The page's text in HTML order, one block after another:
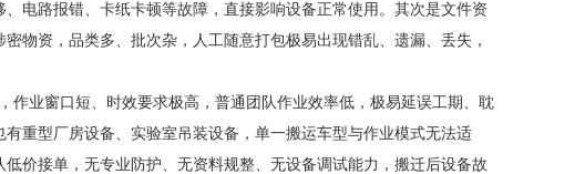
电路报错、卡纸卡顿等故障，直接影响设备正常使用。其次是文件资
物资，品类多、批次杂，人工随意打包极易出现错乱、遗漏、丢失，
业窗口短、时效要求极高，普通团队作业效率低，极易延误工期、耽
重型厂房设备、实验室吊装设备，单一搬运车型与作业模式无法适
价接单，无专业防护、无资料规整、无设备调试能力，搬迁后设备故